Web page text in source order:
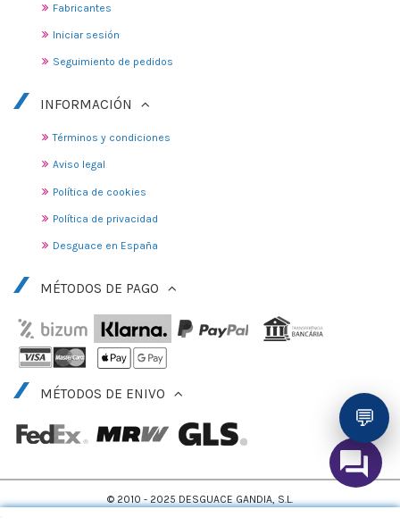
Fabricantes
Iniciar sesión
Seguimiento de pedidos
INFORMACIÓN
Términos y condiciones
Aviso legal
Política de cookies
Política de privacidad
Desguace en España
MÉTODOS DE PAGO
MÉTODOS DE ENIVO
💬
© 2010 - 2025 DESGUACE GANDIA, S.L.